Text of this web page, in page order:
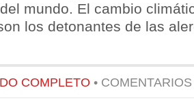
mundo. El cambio
los detonantes de las
COMPLETO •